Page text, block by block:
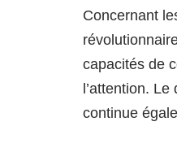
Concernant
capacités de
l’attention.
continue